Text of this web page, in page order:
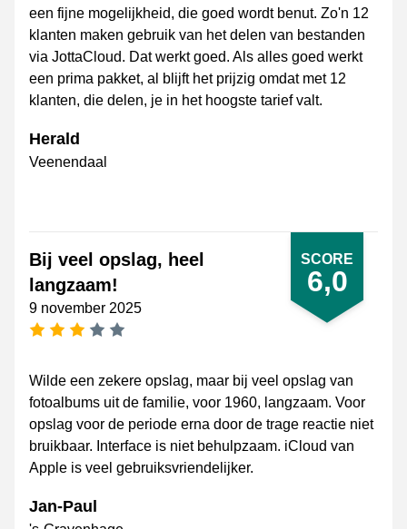
een fijne mogelijkheid, die goed wordt benut. Zo'n 12
klanten maken gebruik van het delen van bestanden
via JottaCloud. Dat werkt goed. Als alles goed werkt
een prima pakket, al blijft het prijzig omdat met 12
klanten, die delen, je in het hoogste tarief valt.
Herald
Veenendaal
SCORE
6,0
Bij veel opslag, heel
langzaam!
9 november 2025
Wilde een zekere opslag, maar bij veel opslag van
fotoalbums uit de familie, voor 1960, langzaam. Voor
opslag voor de periode erna door de trage reactie niet
bruikbaar. Interface is niet behulpzaam. iCloud van
Apple is veel gebruiksvriendelijker.
Jan-Paul